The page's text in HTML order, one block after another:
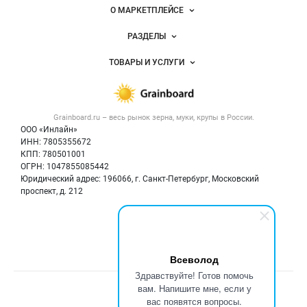
Всеволод
Здравствуйте! Готов помочь
вам. Напишите мне, если у
вас появятся вопросы.
Важные разделы и контакты
Grainboard.ru – весь рынок зерна, муки, крупы в России.
ООО «Инлайн»
ИНН: 7805355672
КПП: 780501001
ОГРН: 1047855085442
Юридический адрес: 196066, г. Санкт-Петербург, Московский
проспект, д. 212
Навигация по сайтуО МАРКЕТПЛЕЙСЕ
Новости Grainboard.ru
Размещение рекламы
Публичная оферта
Контактная информация
Политика обработки персональных данных
РАЗДЕЛЫ
Объявления
Новости рынка
ТОВАРЫ И УСЛУГИ
Крупы
Мука
Добавить объявление
Счетчики, авторское право, логотипы